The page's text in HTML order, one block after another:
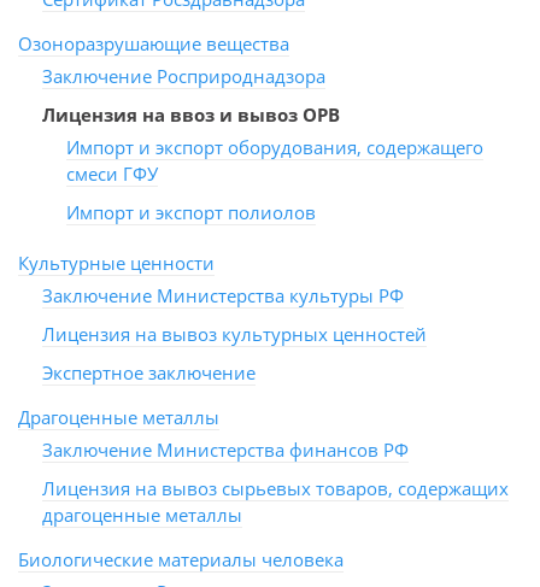
Озоноразрушающие вещества
Заключение Росприроднадзора
Лицензия на ввоз и вывоз ОРВ
Импорт и экспорт оборудования, содержащего
смеси ГФУ
Импорт и экспорт полиолов
Культурные ценности
Заключение Министерства культуры РФ
Лицензия на вывоз культурных ценностей
Экспертное заключение
Драгоценные металлы
Заключение Министерства финансов РФ
Лицензия на вывоз сырьевых товаров, содержащих
драгоценные металлы
Биологические материалы человека